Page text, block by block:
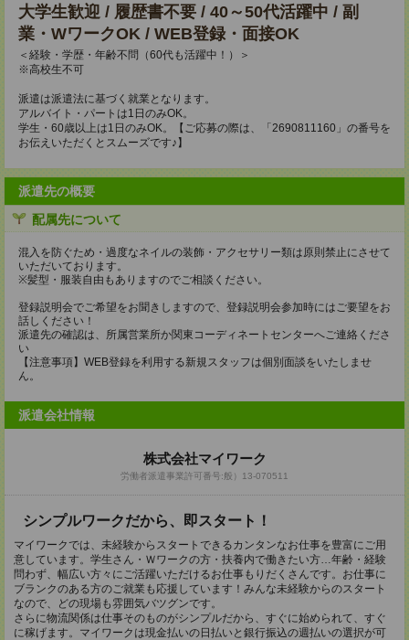
大学生歓迎 / 履歴書不要 / 40～50代活躍中 / 副
業・WワークOK / WEB登録・面接OK
＜経験・学歴・年齢不問（60代も活躍中！）＞
※高校生不可
派遣は派遣法に基づく就業となります。
アルバイト・パートは1日のみOK。
学生・60歳以上は1日のみOK。【ご応募の際は、「2690811160」の番号を
お伝えいただくとスムーズです♪】
派遣先の概要
配属先について
混入を防ぐため・過度なネイルの装飾・アクセサリー類は原則禁止にさせて
いただいております。
※髪型・服装自由もありますのでご相談ください。
登録説明会でご希望をお聞きしますので、登録説明会参加時にはご要望をお
話しください！
派遣先の確認は、所属営業所か関東コーディネートセンターへご連絡くださ
い
【注意事項】WEB登録を利用する新規スタッフは個別面談をいたしませ
ん。
派遣会社情報
株式会社マイワーク
労働者派遣事業許可番号:般）13-070511
シンプルワークだから、即スタート！
マイワークでは、未経験からスタートできるカンタンなお仕事を豊富にご用
意しています。学生さん・Ｗワークの方・扶養内で働きたい方…年齢・経験
問わず、幅広い方々にご活躍いただけるお仕事もりだくさんです。お仕事に
ブランクのある方のご就業も応援しています！みんな未経験からのスタート
なので、どの現場も雰囲気バツグンです。
さらに物流関係は仕事そのものがシンプルだから、すぐに始められて、すぐ
に稼げます。マイワークは現金払いの日払いと銀行振込の週払いの選択が可